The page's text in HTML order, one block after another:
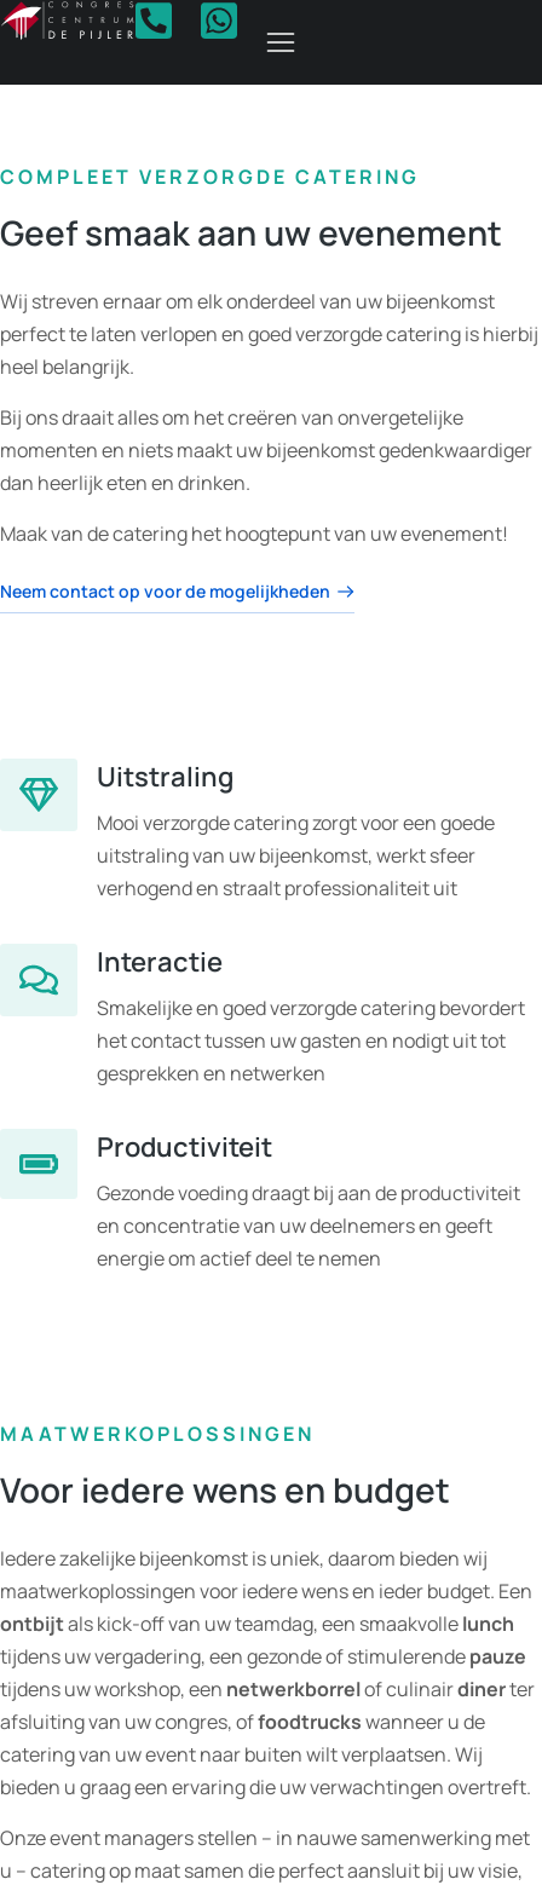
COMPLEET VERZORGDE CATERING
Geef smaak aan uw evenement
Wij streven ernaar om elk onderdeel van uw bijeenkomst
perfect te laten verlopen en goed verzorgde catering is hierbij
heel belangrijk.
Bij ons draait alles om het creëren van onvergetelijke
momenten en niets maakt uw bijeenkomst gedenkwaardiger
dan heerlijk eten en drinken.
Maak van de catering het hoogtepunt van uw evenement!
Neem contact op voor de mogelijkheden
Uitstraling
Mooi verzorgde catering zorgt voor een goede
uitstraling van uw bijeenkomst, werkt sfeer
verhogend en straalt professionaliteit uit
Interactie
Smakelijke en goed verzorgde catering bevordert
het contact tussen uw gasten en nodigt uit tot
gesprekken en netwerken
Productiviteit
Gezonde voeding draagt bij aan de productiviteit
en concentratie van uw deelnemers en geeft
energie om actief deel te nemen
MAATWERKOPLOSSINGEN
Voor iedere wens en budget
Iedere zakelijke bijeenkomst is uniek, daarom bieden wij
maatwerkoplossingen voor iedere wens en ieder budget. Een
ontbijtals kick-off van uw teamdag, een smaakvollelunch
tijdens uw vergadering, een gezonde of stimulerendepauze
tijdens uw workshop, een netwerkborrelof culinairdinerter
afsluiting van uw congres, offoodtruckswanneer u de
catering van uw event naar buiten wilt verplaatsen. Wij
bieden u graag een ervaring die uw verwachtingen overtreft.
Onze event managers stellen – in nauwe samenwerking met
u – catering op maat samen die perfect aansluit bij uw visie,